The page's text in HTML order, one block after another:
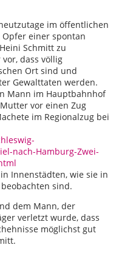
im öffentlichen
einer spontan
Schmitt zu
dass völlig
Ort sind und
Gewalttaten werden.
Mann im Hauptbahnhof
vor einen Zug
im Regionalzug bei
nach-Hamburg-Zwei-
Innenstädten, wie sie in
sind.
dem Mann, der
verletzt wurde, dass
möglichst gut